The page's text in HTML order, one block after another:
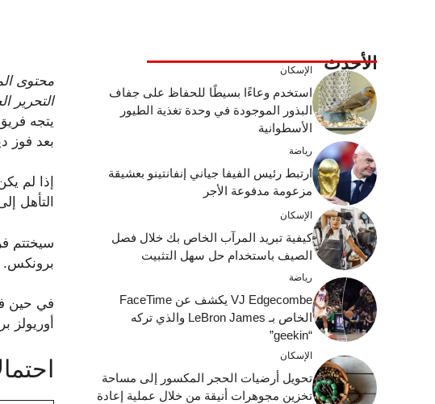
التحرير
بعد فوز
إذا لم
التأهل
سيختتم
برونكس.
في حين
أوريولز
الأحدث الإسكان
استخدم وعاءًا بسيطًا للحفاظ على جفاف
البذور الموجودة في وحدة تغذية الطيور
الأسطوانية
رياضة
ارتبط رئيس الفيفا جياني إنفانتينو بعشيقة
مزعومة مدفوعة الأجر
الإسكان
كيفية تبريد المرآب الخاص بك خلال فصل
الصيف باستخدام حل سهل التثبيت
رياضة
VJ Edgecombe يكشف عن FaceTime
الخاص بـ LeBron James والذي تركه
“geekin”
الإسكان
تحويل أرضيات الحجر المكسور إلى مساحة
تخزين مجوهرات أنيقة من خلال عملية إعادة